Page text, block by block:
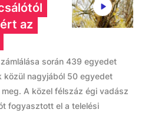
az
során 439 egyedet
közül nagyjából 50 egyedet
A közel félszáz égi vadász
fogyasztott el a telelési